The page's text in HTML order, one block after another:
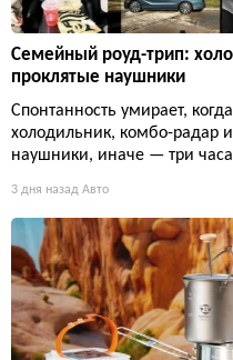
Семейный роуд-трип:
проклятые наушники
Спонтанность умирает,
холодильник, комбо-радар
наушники, иначе — три
3 дня назад Авто